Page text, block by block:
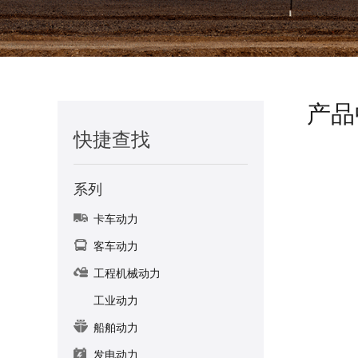
快捷查找
系列
卡车动力
客车动力
工程机械动力
工业动力
船舶动力
发电动力
产